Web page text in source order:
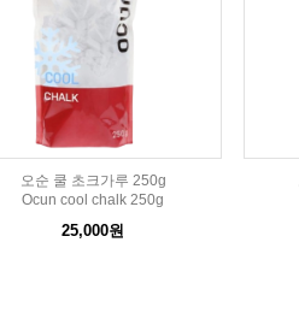
오순 쿨 초크가루 250g
Ocun cool chalk 250g
25,000원